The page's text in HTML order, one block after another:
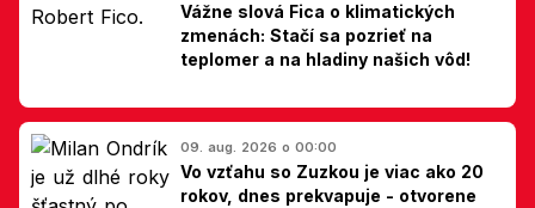
Vážne slová Fica o klimatických
zmenách: Stačí sa pozrieť na
teplomer a na hladiny našich vôd!
09. aug. 2026 o 00:00
Vo vzťahu so Zuzkou je viac ako 20
rokov, dnes prekvapuje - otvorene